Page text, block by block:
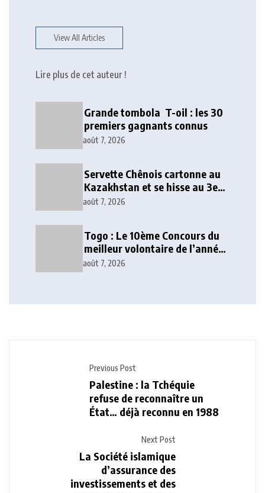
View All Articles
Lire plus de cet auteur !
Grande tombola T-oil : les 30
premiers gagnants connus
août 7, 2026
Servette Chênois cartonne au
Kazakhstan et se hisse au 3e
tour qualificatif
août 7, 2026
Togo : Le 10ème Concours du
meilleur volontaire de l’année
lancé
août 7, 2026
Previous Post
Palestine : la Tchéquie
refuse de reconnaître un
État… déjà reconnu en 1988
Next Post
La Société islamique
d’assurance des
investissements et des